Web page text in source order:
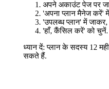
अपने अकाउंट पेज पर
'अपना प्लान मैनेज करें'
'उपलब्ध प्लान' में
'हाँ, कैंसिल करें' को चुनें.
ध्यान दें: प्लान के सदस्य 12
सकते हैं.